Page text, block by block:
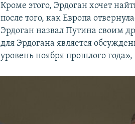
Кроме этого, Эрдоган хочет
после того, как Европа
Эрдоган назвал Путина своим
для Эрдогана является
уровень ноября прошлого года»,